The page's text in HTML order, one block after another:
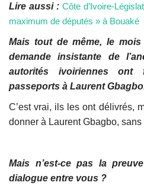
Lire aussi : Côte d’Ivoire-
maximum de députés » à Bouaké
Mais tout de même, le
demande insistante de
autorités ivoiriennes
passeports à Laurent
C’est vrai, ils les ont délivrés,
donner à Laurent Gbagbo, sans
Mais n’est-ce pas la
dialogue entre vous ?